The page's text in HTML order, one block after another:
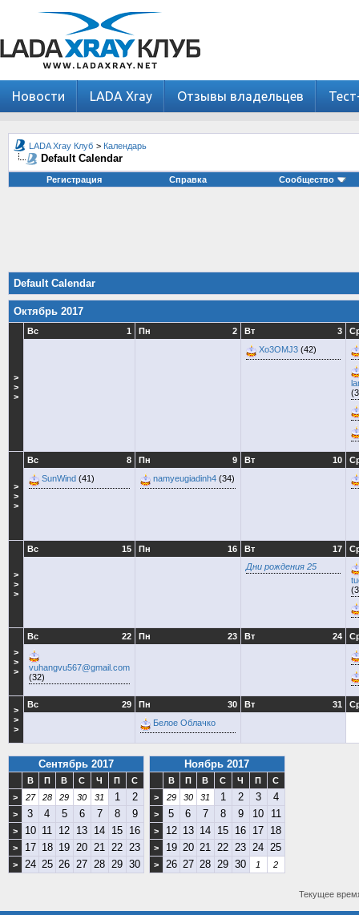
Новости LADA Xray Отзывы владельцев
LADA Xray Клуб > Календарь
Default Calendar
Регистрация Справка Сообщество
Default Calendar
Октябрь 2017
>
>
>
1
Вс 2
Пн 3
Вт
Xo3OMJ3 (42)
>
>
>
8
Вс
SunWind (41)
9
Пн
namyeugiadinh4 (34)
10
Вт
>
>
>
15
Вс 16
Пн 17
Вт
Дни рождения 25
>
>
>
22
Вс
vuhangvu567@gmail.com
(32)
23
Пн 24
Вт
>
>
>
29
Вс 30
Пн
Белое Облачко
31
Вт
Сентябрь 2017
В П В С Ч П
С
>
27 28 29 30 31 1 2
> 3 4 5 6 7 8 9
> 10 11 12 13 14 15 16
> 17 18 19 20 21 22 23
> 24 25 26 27 28 29 30
Ноябрь 2017
В П В С Ч П
С
>
29 30 31 1 2 3 4
> 5 6 7 8 9 10 11
> 12 13 14 15 16 17 18
> 19 20 21 22 23 24 25
> 26 27 28 29 30 1 2
Текущее